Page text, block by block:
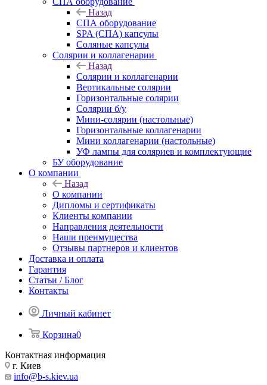
Назад
СПА оборудование
SPA (СПА) капсулы
Соляные капсулы
Солярии и коллагенарии
Назад
Солярии и коллагенарии
Вертикальные солярии
Горизонтальные солярии
Солярии б/у
Мини-солярии (настольные)
Горизонтальные коллагенарии
Мини коллагенарии (настольные)
УФ лампы для соляриев и комплектующие
БУ оборудование
О компании
Назад
О компании
Дипломы и сертификаты
Клиенты компании
Направления деятельности
Наши преимущества
Отзывы партнеров и клиентов
Доставка и оплата
Гарантия
Статьи / Блог
Контакты
Личный кабинет
Корзина0
Контактная информация
г. Киев
info@b-s.kiev.ua